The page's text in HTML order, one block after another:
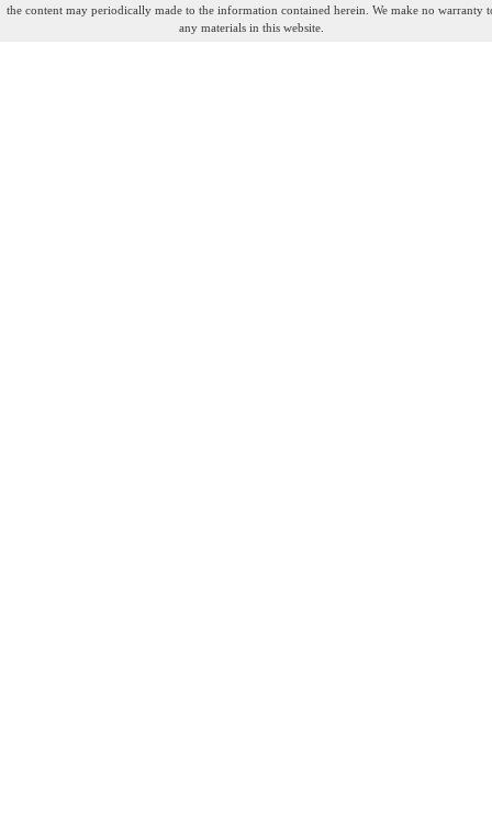
the content may periodically made to the information contained herein. We make no warranty
any materials in this website.